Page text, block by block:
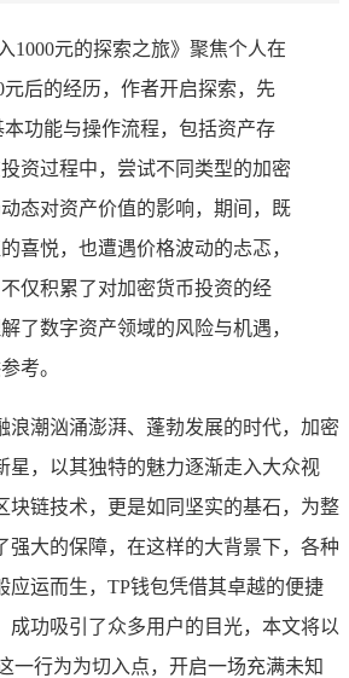
1000元的探索之旅》聚焦个人在
元后的经历，作者开启探索，先
本功能与操作流程，包括资产存
资过程中，尝试不同类型的加密
态对资产价值的影响，期间，既
喜悦，也遭遇价格波动的忐忑，
仅积累了对加密货币投资的经
了数字资产领域的风险与机遇，
考。
浪潮汹涌澎湃、蓬勃发展的时代，加密
星，以其独特的魅力逐渐走入大众视
块链技术，更是如同坚实的基石，为整
强大的保障，在这样的大背景下，各种
应运而生，TP钱包凭借其卓越的便捷
成功吸引了众多用户的目光，本文将以
一行为为切入点，开启一场充满未知